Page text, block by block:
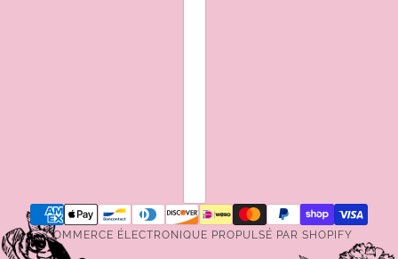
COMMERCE ÉLECTRONIQUE PROPULSÉ PAR SHOPIFY